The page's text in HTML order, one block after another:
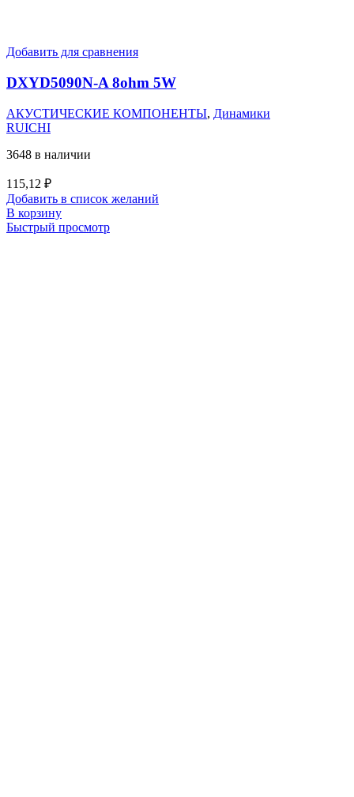
Добавить для сравнения
DXYD5090N-A 8ohm 5W
АКУСТИЧЕСКИЕ КОМПОНЕНТЫ, Динамики
RUICHI
3648 в наличии
115,12 ₽
Добавить в список желаний
В корзину
Быстрый просмотр